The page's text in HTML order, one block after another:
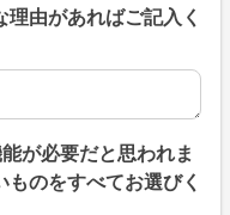
由があればご記入く
由があればご記入くだ
が必要だと思われま
のをすべてお選びく